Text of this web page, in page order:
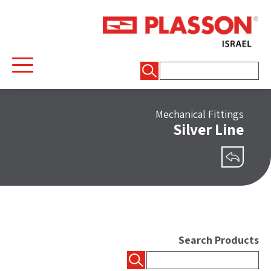
Mechanical Fittings
Silver Line
Search Products